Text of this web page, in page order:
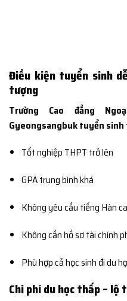
Điều kiện tuyển sinh
tượng
Trường Cao đẳng
Gyeongsangbuk tuyển sinh
Tốt nghiệp THPT trở lên
GPA trung bình khá
Không yêu cầu tiếng Hàn
Không cần hồ sơ tài chính
Phù hợp cả học sinh đi du
Chi phí du học thấp –